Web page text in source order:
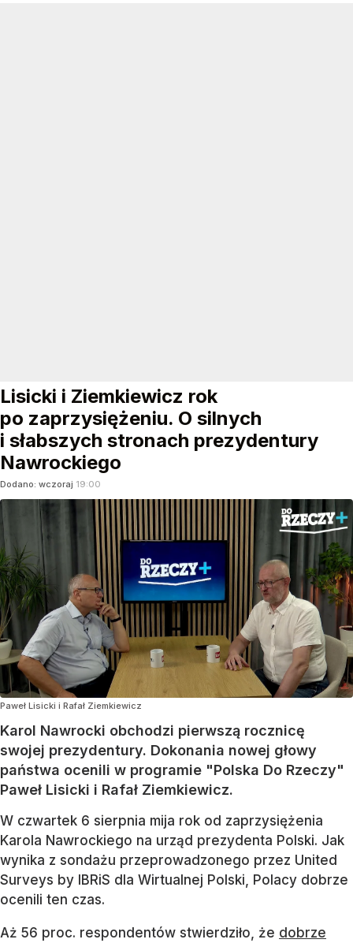
Lisicki i Ziemkiewicz rok
po zaprzysiężeniu. O silnych
i słabszych stronach prezydentury
Nawrockiego
Dodano: wczoraj 19:00
Paweł Lisicki i Rafał Ziemkiewicz
Karol Nawrocki obchodzi pierwszą rocznicę
swojej prezydentury. Dokonania nowej głowy
państwa ocenili w programie "Polska Do Rzeczy"
Paweł Lisicki i Rafał Ziemkiewicz.
W czwartek 6 sierpnia mija rok od zaprzysiężenia
Karola Nawrockiego na urząd prezydenta Polski. Jak
wynika z sondażu przeprowadzonego przez United
Surveys by IBRiS dla Wirtualnej Polski, Polacy dobrze
ocenili ten czas.
Aż 56 proc. respondentów stwierdziło, że dobrze